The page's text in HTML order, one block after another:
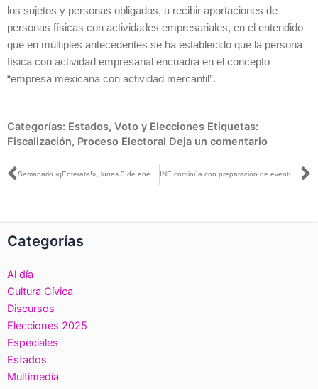
los sujetos y personas obligadas, a recibir aportaciones de
personas físicas con actividades empresariales, en el entendido
que en múltiples antecedentes se ha establecido que la persona
física con actividad empresarial encuadra en el concepto
“empresa mexicana con actividad mercantil”.
Categorías: Estados, Voto y Elecciones Etiquetas:
Fiscalización, Proceso Electoral Deja un comentario
Ant Semanario «¡Entérate!», lunes 3 de enero de 2022 INE continúa con preparación de eventual revocación de mandato; Jaime Rivera en MVS Noticias
Categorías
Al día
Cultura Cívica
Discursos
Elecciones 2025
Especiales
Estados
Multimedia